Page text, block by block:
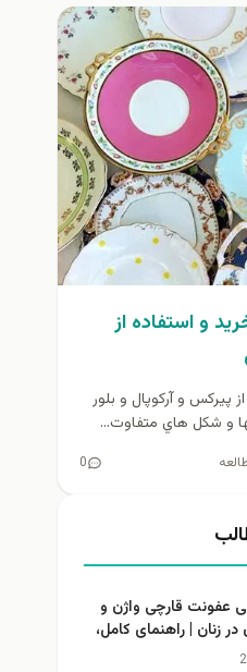
و استفاده از
پیرکس و آرکوپال و بلور
و شكل هاي متفاوت...
0
عفونت قارچی واژن و
زنان | راهنمای کامل،